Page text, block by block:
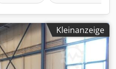
Kleinanzeige